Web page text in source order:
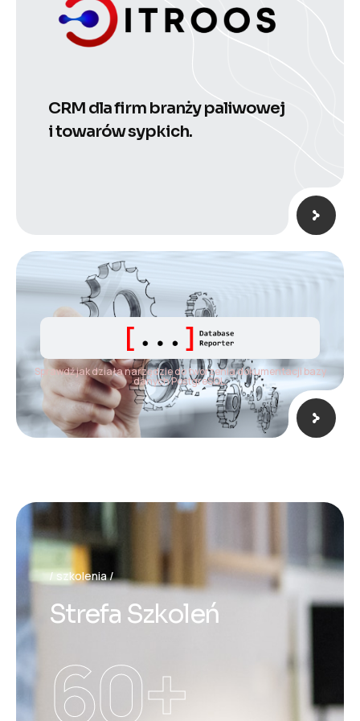
CRM dla firm branży paliwowej
i towarów sypkich.
Sprawdź jak działa narzędzie do tworzenia dokumentacji bazy
danych PostgreSQL.
szkolenia
Strefa Szkoleń
60+